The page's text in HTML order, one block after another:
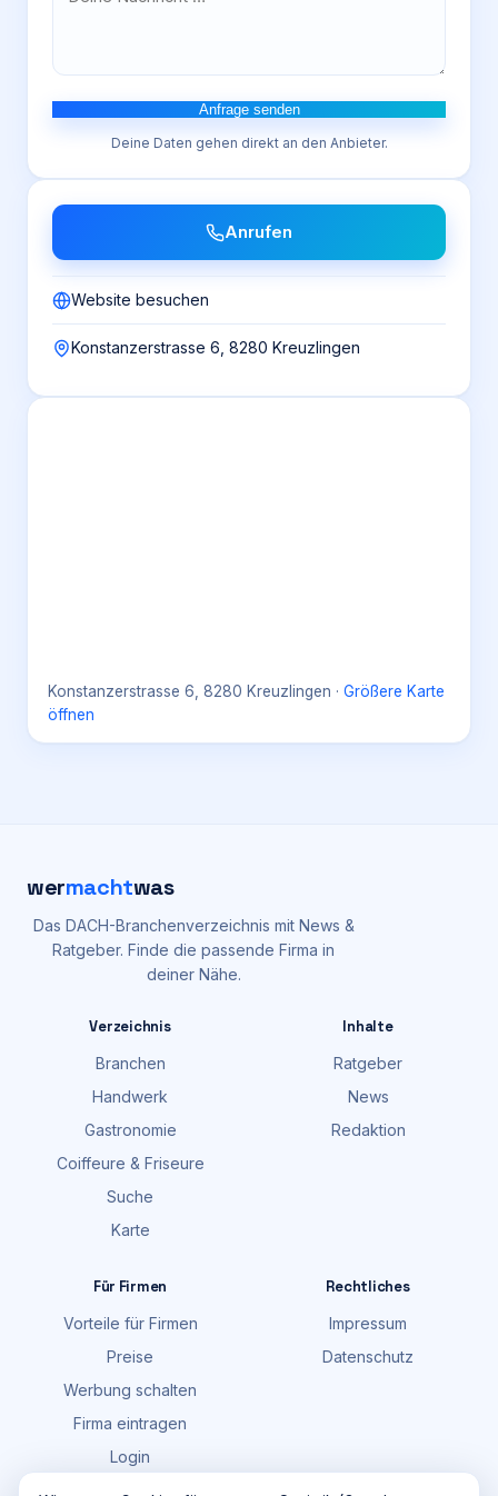
Anfrage senden
Deine Daten gehen direkt an den Anbieter.
Anrufen
Website besuchen
Konstanzerstrasse 6, 8280 Kreuzlingen
Konstanzerstrasse 6, 8280 Kreuzlingen · Größere Karte
öffnen
wermachtwas
Das DACH-Branchenverzeichnis mit News &
Ratgeber. Finde die passende Firma in
deiner Nähe.
Verzeichnis
Branchen
Handwerk
Gastronomie
Coiffeure & Friseure
Suche
Karte
Inhalte
Ratgeber
News
Redaktion
Für Firmen
Vorteile für Firmen
Preise
Werbung schalten
Firma eintragen
Login
Rechtliches
Impressum
Datenschutz